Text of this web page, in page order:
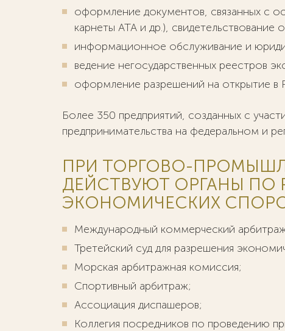
оформление документов, связанных с
карнеты АТА и др.),
информационное обслуживание и
ведение негосударственных реестров
оформление разрешений на открытие в
Более 350 предприятий, созданных с
предпринимательства на федеральном и
ПРИ ТОРГОВО-
ДЕЙСТВУЮТ ОРГАНЫ ПО
ЭКОНОМИЧЕСКИХ
Международный коммерческий
Третейский суд для разрешения
Морская арбитражная комиссия;
Спортивный арбитраж;
Ассоциация диспашеров;
Коллегия посредников по проведению